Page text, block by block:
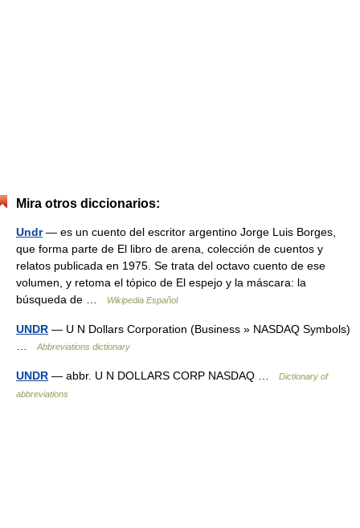
Mira otros diccionarios:
Undr— es un cuento del escritor argentino Jorge Luis Borges,
que forma parte de El libro de arena, colección de cuentos y
relatos publicada en 1975. Se trata del octavo cuento de ese
volumen, y retoma el tópico de El espejo y la máscara: la
búsqueda de …
Wikipedia Español
UNDR — U N Dollars Corporation (Business » NASDAQ Symbols)
Abbreviations dictionary
UNDR — abbr. U N DOLLARS CORP NASDAQ …
Dictionary of
abbreviations